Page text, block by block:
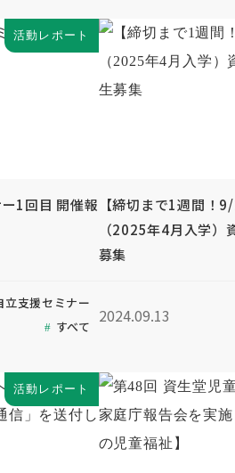
活動レポート
1回目 開催報
立支援セミナー
すべて
【締切まで1週間！
（2025年4月入学）
募集
2024.09.13
活動レポート